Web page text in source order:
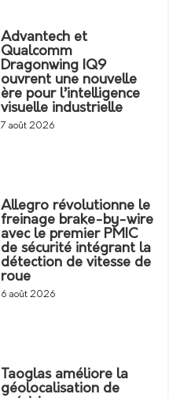
Advantech et
Qualcomm
Dragonwing IQ9
ouvrent une nouvelle
ère pour l’intelligence
visuelle industrielle
7 août 2026
Allegro révolutionne le
freinage brake-by-wire
avec le premier PMIC
de sécurité intégrant la
détection de vitesse de
roue
6 août 2026
Taoglas améliore la
géolocalisation de